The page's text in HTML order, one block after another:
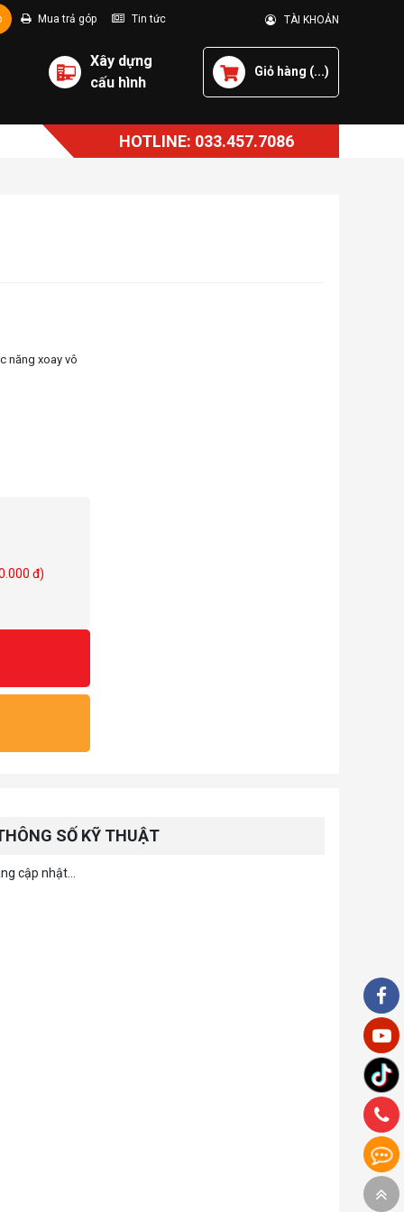
Mua trả góp Tin tức TÀI KHOẢN
Xây dựng
cấu hình
Giỏ hàng (...)
HOTLINE: 033.457.7086
năng xoay vô
đ)
SỐ KỸ THUẬT
cập nhật...